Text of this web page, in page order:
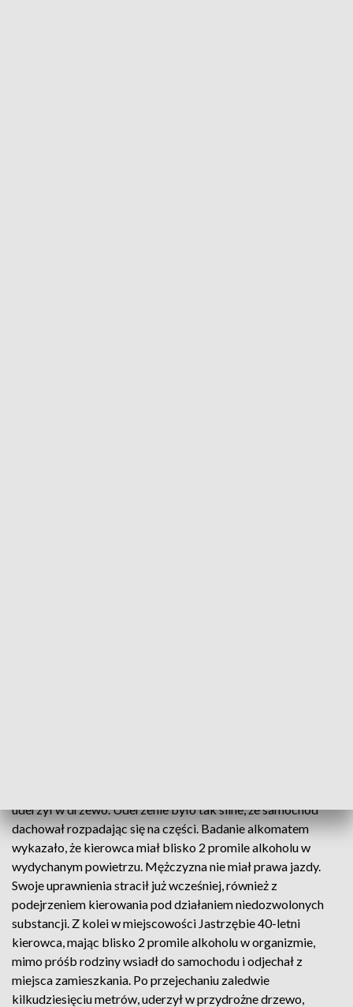
uderzył w drzewo. Uderzenie było tak silne, że samochód
dachował rozpadając się na części. Badanie alkomatem
wykazało, że kierowca miał blisko 2 promile alkoholu w
wydychanym powietrzu. Mężczyzna nie miał prawa jazdy.
Swoje uprawnienia stracił już wcześniej, również z
podejrzeniem kierowania pod działaniem niedozwolonych
substancji. Z kolei w miejscowości Jastrzębie 40-letni
kierowca, mając blisko 2 promile alkoholu w organizmie,
mimo próśb rodziny wsiadł do samochodu i odjechał z
miejsca zamieszkania. Po przejechaniu zaledwie
kilkudziesięciu metrów, uderzył w przydrożne drzewo,